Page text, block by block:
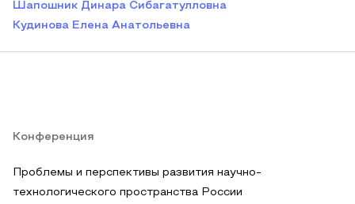
Шапошник Динара Сибагатулловна
Кудинова Елена Анатольевна
Конференция
Проблемы и перспективы развития научно-
технологического пространства России